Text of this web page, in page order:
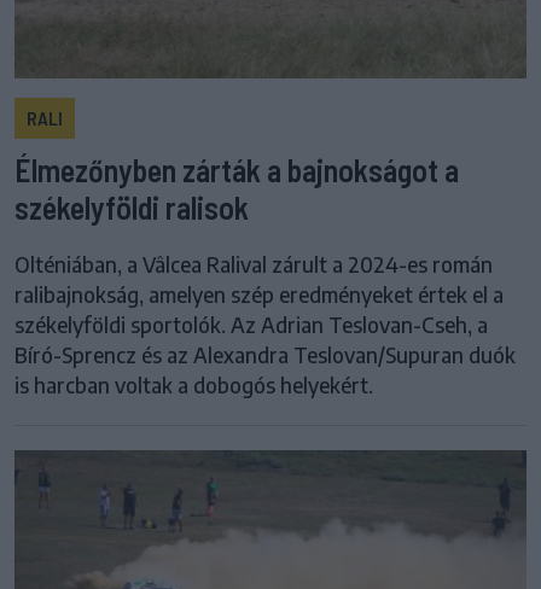
RALI
Élmezőnyben zárták a bajnokságot a
székelyföldi ralisok
Olténiában, a Vâlcea Ralival zárult a 2024-es román
ralibajnokság, amelyen szép eredményeket értek el a
székelyföldi sportolók. Az Adrian Teslovan-Cseh, a
Bíró-Sprencz és az Alexandra Teslovan/Supuran duók
is harcban voltak a dobogós helyekért.